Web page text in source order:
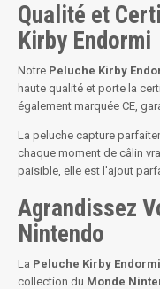
Qualité et
Kirby Endormi
Notre Peluche Kirby
haute qualité et porte la
également marquée CE,
La peluche capture
chaque moment de câlin
paisible, elle est l'ajout
Agrandissez
Nintendo
La Peluche Kirby Endormi
collection du Monde